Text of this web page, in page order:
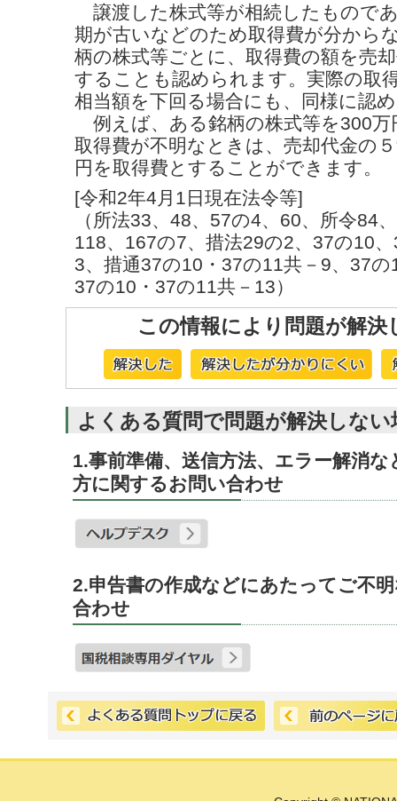
譲渡した株式等が相続したもので
期が古いなどのため取得費が分から
柄の株式等ごとに、取得費の額を売
することも認められます。実際の取
相当額を下回る場合にも、同様に認
例えば、ある銘柄の株式等を300万
取得費が不明なときは、売却代金の
円を取得費とすることができます。
[令和2年4月1日現在法令等]
（所法33、48、57の4、60、所令84
118、167の7、措法29の2、37の10
3、措通37の10・37の11共－9、37
37の10・37の11共－13）
この情報により問題が解決
よくある質問で問題が解決しな
1.事前準備、送信方法、エラー解消
方に関するお問い合わせ
2.申告書の作成などにあたってご不
合わせ